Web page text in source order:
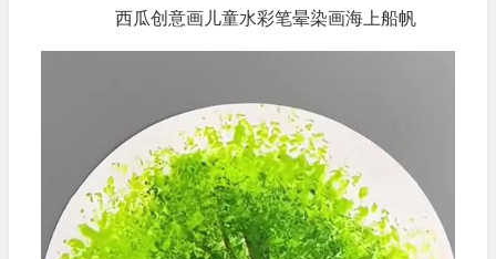
西瓜创意画儿童水彩笔晕染画海上船帆